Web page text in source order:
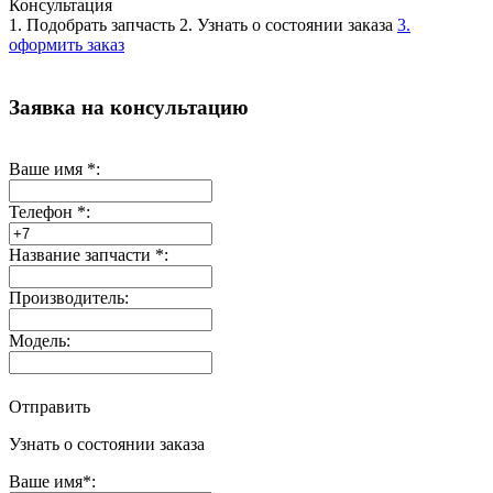
Консультация
1. Подобрать запчасть 2. Узнать о состоянии заказа 3.
оформить заказ
Заявка на консультацию
Ваше имя *:
Телефон *:
Название запчасти *:
Производитель:
Модель:
Отправить
Узнать о состоянии заказа
Ваше имя*: